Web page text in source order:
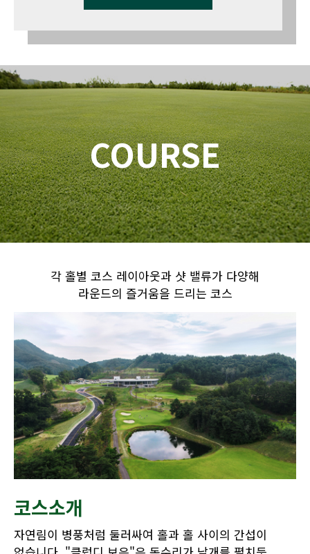
COURSE
각 홀별 코스 레이아웃과 샷 밸류가 다양해
라운드의 즐거움을 드리는 코스
코스소개
자연림이 병풍처럼 둘러싸여 홀과 홀 사이의 간섭이